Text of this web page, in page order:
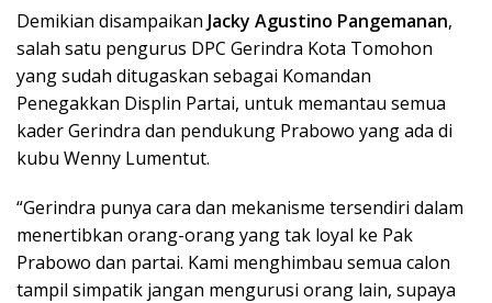
Demikian disampaikan Jacky Agustino Pangemanan,
salah satu pengurus DPC Gerindra Kota Tomohon
yang sudah ditugaskan sebagai Komandan
Penegakkan Displin Partai, untuk memantau semua
kader Gerindra dan pendukung Prabowo yang ada di
kubu Wenny Lumentut.
“Gerindra punya cara dan mekanisme tersendiri dalam
menertibkan orang-orang yang tak loyal ke Pak
Prabowo dan partai. Kami menghimbau semua calon
tampil simpatik jangan mengurusi orang lain, supaya